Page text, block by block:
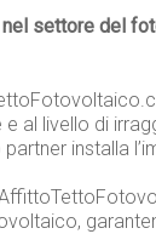
nel settore del
al livello di
partner installa